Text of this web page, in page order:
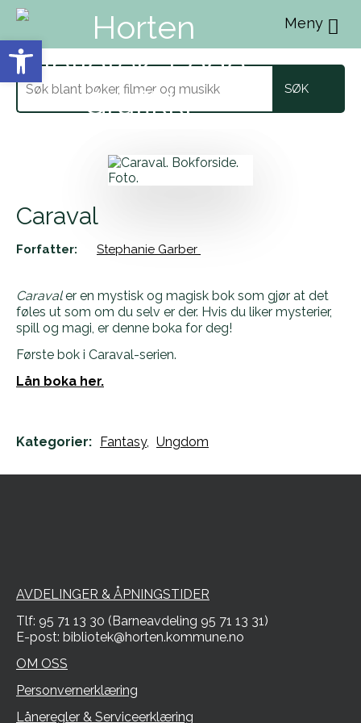
Menu
Søk
etter
Caraval
Forfatter: Stephanie Garber
Caravaler en mystisk og magisk bok som gjør at det
føles ut som om du selv er der. Hvis du liker mysterier,
spill og magi, er denne boka for deg!
Første bok i Caraval-serien.
Lån boka her.
Kategorier: Fantasy, Ungdom
AVDELINGER & ÅPNINGSTIDER
Tlf: 95 71 13 30 (Barneavdeling 95 71 13 31)
E-post: bibliotek@horten.kommune.no
OM OSS
Personvernerklæring
Låneregler & Serviceerklæring
Vis verktøylinjen